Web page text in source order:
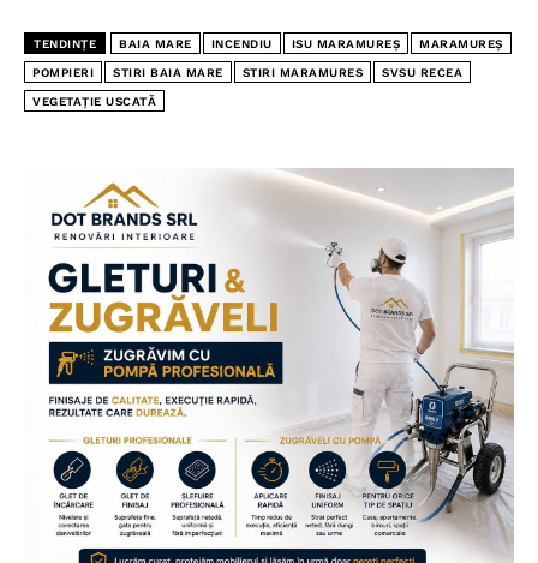
TENDINȚE BAIA MARE INCENDIU ISU MARAMUREȘ MARAMUREȘ
POMPIERI STIRI BAIA MARE STIRI MARAMURES SVSU RECEA
VEGETAȚIE USCATĂ